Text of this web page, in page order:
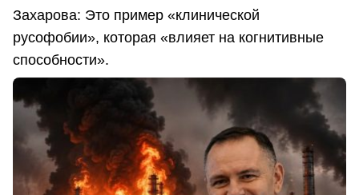
Захарова: Это пример «клинической
русофобии», которая «влияет на когнитивные
способности».